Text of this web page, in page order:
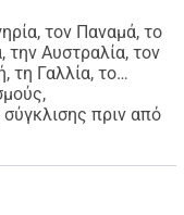
η
υποστηρίζει
από
με την
τον Παναμά, το
την Αυστραλία, τον
τη Γαλλία, το
σύγκλισης πριν από